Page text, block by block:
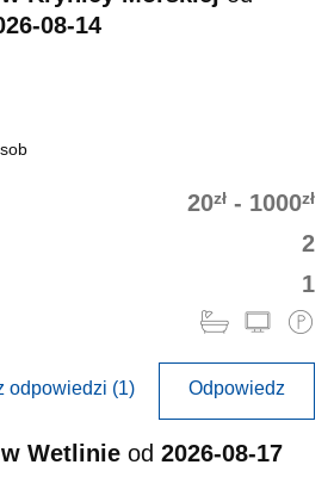
08-14
20zł - 1000zł
2
1
odpowiedzi (1) Odpowiedz
w Wetlinie od 2026-08-17